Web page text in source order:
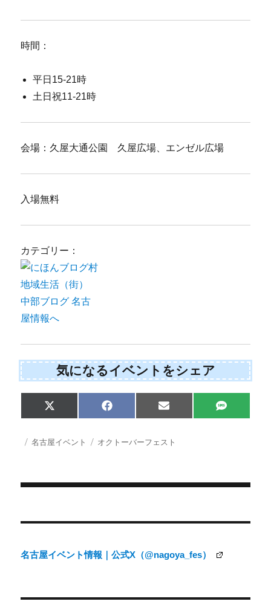
時間：
平日15-21時
土日祝11-21時
会場：久屋大通公園 久屋広場、エンゼル広場
入場無料
カテゴリー：
気になるイベントをシェア
Share
on
X
(
w
i
r
Share
on
F
a
e
b
Share
on
E
m
i
l
Share
on
S
M
投 カ
名古屋イベント
タ
オクトーバーフェスト
稿
ビ
ー
名古屋イベント情報｜公式X（@nagoya_fes）